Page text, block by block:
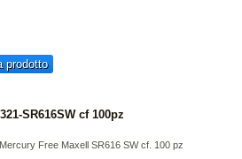
prodotto
SR616SW cf 100pz
Free Maxell SR616 SW cf. 100 pz